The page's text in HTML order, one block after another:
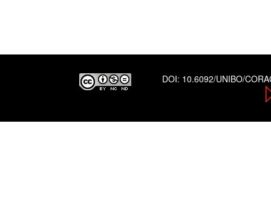
DOI: 10.6092/UNIBO/